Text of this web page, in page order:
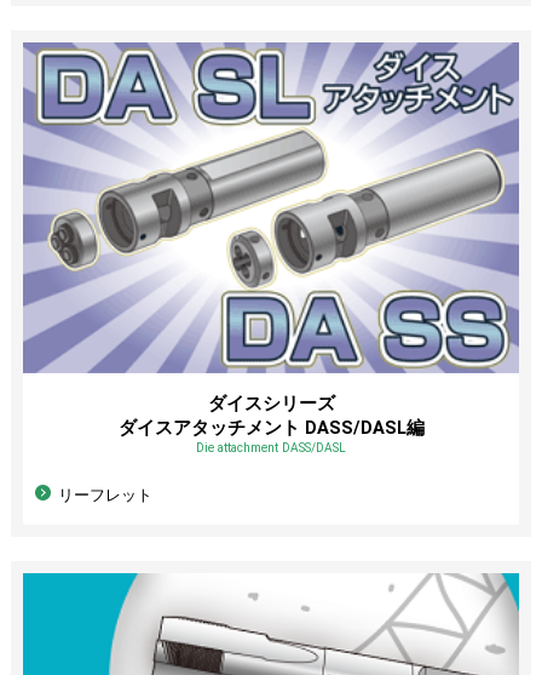
ダイスシリーズ
ダイスアタッチメント DASS/DASL編
Die attachment DASS/DASL
リーフレット